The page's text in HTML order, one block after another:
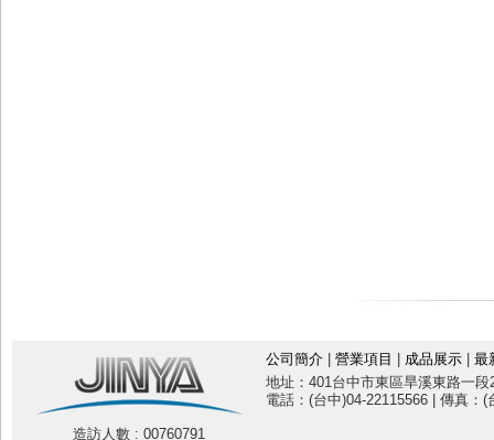
造訪人數 : 00760791
公司簡介 營業項目 成品展示
最
地址：401台中市東區旱溪東路一
電話：(台中)04-22115566 | 傳真：(